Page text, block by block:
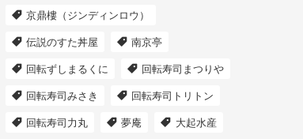
京鼎樓（ジンディンロウ）
伝説のすた丼屋 南京亭
回転ずしまるくに 回転寿司まつりや
回転寿司みさき 回転寿司トリトン
回転寿司力丸 夢庵 大起水産